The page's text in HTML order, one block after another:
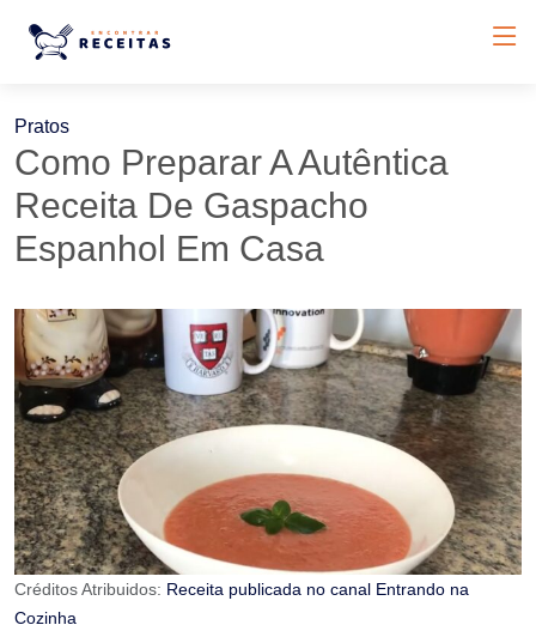
Pratos
Como Preparar A Autêntica
Receita De Gaspacho
Espanhol Em Casa
Créditos Atribuidos: Receita publicada no canal Entrando na
Cozinha